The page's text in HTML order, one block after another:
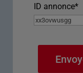
ID annonce*